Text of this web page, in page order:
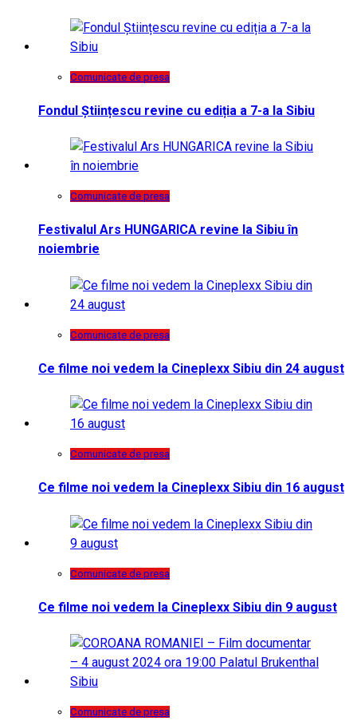
Comunicate de presa
Fondul Științescu revine cu ediția a 7-a la Sibiu
Comunicate de presa
Festivalul Ars HUNGARICA revine la Sibiu în
noiembrie
Comunicate de presa
Ce filme noi vedem la Cineplexx Sibiu din 24 august
Comunicate de presa
Ce filme noi vedem la Cineplexx Sibiu din 16 august
Comunicate de presa
Ce filme noi vedem la Cineplexx Sibiu din 9 august
Comunicate de presa